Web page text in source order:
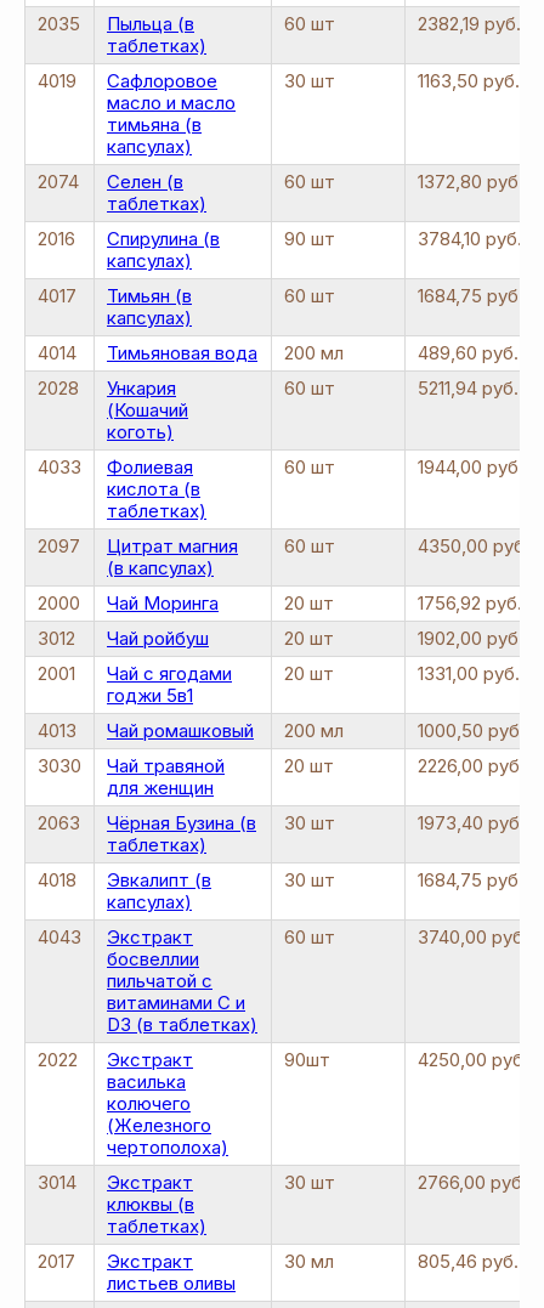
2035
Пыльца (в
таблетках)
60 шт 2382,19 руб.
4019
Сафлоровое
масло и масло
тимьяна (в
капсулах)
30 шт 1163,50 руб.
2074
Селен (в
таблетках)
60 шт 1372,80 руб.
2016
Спирулина (в
капсулах)
90 шт 3784,10 руб.
4017
Тимьян (в
капсулах)
60 шт 1684,75 руб.
4014 Тимьяновая вода 200 мл
489,60 руб.
2028
Ункария
(Кошачий
коготь)
60 шт 5211,94 руб.
4033
Фолиевая
кислота (в
таблетках)
60 шт 1944,00 руб.
2097
Цитрат магния
(в капсулах)
60 шт 4350,00 руб.
2000 Чай Моринга 20 шт
1756,92 руб.
3012
Чай ройбуш 20 шт
1902,00 руб.
2001
Чай с ягодами
годжи 5в1
20 шт 1331,00 руб.
4013 Чай ромашковый 200 мл
1000,50 руб.
3030
Чай травяной
для женщин
20 шт 2226,00 руб.
2063
Чёрная Бузина (в
таблетках)
30 шт 1973,40 руб.
4018
Эвкалипт (в
капсулах)
30 шт 1684,75 руб.
4043
Экстракт
босвеллии
пильчатой с
витаминами C и
D3 (в таблетках)
60 шт 3740,00 руб.
2022
Экстракт
василька
колючего
(Железного
чертополоха)
90шт 4250,00 руб.
3014
Экстракт
клюквы (в
таблетках)
30 шт 2766,00 руб.
2017
Экстракт
листьев оливы
30 мл 805,46 руб.